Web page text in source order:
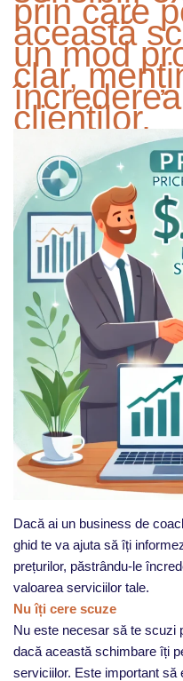
prin care
această
un mod
clar,
clienților.
Dacă ai un business de
ghid te va ajuta să îți
prețurilor, păstrându-le
valoarea serviciilor tale.
Nu îți cere scuze
Nu este necesar să te scuzi
dacă această schimbare îți
serviciilor. Este important